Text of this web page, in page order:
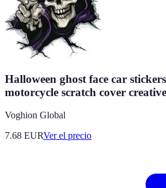
Halloween ghost face car
motorcycle scratch cover
Voghion Global
7.68 EURVer el precio